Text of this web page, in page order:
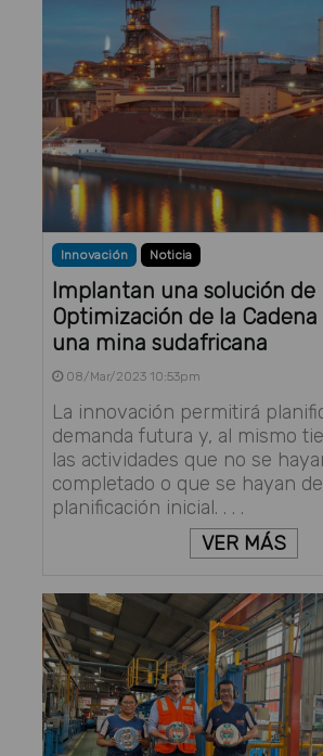
Innovación Noticia
Implantan una solución de
Optimización de la Cadena
una mina sudafricana
08/Mar/2023 10:53pm
La innovación permitirá
demanda futura y, al mismo
las actividades que no se
completado o que se hayan
planificación inicial. . . .
VER MÁS